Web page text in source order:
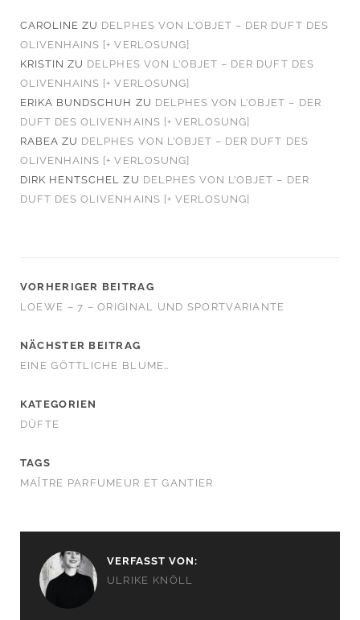
CAROLINE ZU DELPHES VON L’OBJET – DER DUFT DES
OLIVENHAINS [+ VERLOSUNG]
KRISTIN ZU DELPHES VON L’OBJET – DER DUFT DES
OLIVENHAINS [+ VERLOSUNG]
ERIKA BUNDSCHUH ZU DELPHES VON L’OBJET – DER
DUFT DES OLIVENHAINS [+ VERLOSUNG]
RABEA ZU DELPHES VON L’OBJET – DER DUFT DES
OLIVENHAINS [+ VERLOSUNG]
DIRK HENTSCHEL
ZU DELPHES VON L’OBJET – DER
DUFT DES OLIVENHAINS [+ VERLOSUNG]
VORHERIGER BEITRAG
LOEWE – 7 – ORIGINAL UND SPORTVARIANTE
NÄCHSTER BEITRAG
EINE GÖTTLICHE BLUME…
KATEGORIEN
DÜFTE
TAGS
MAÎTRE PARFUMEUR ET GANTIER
VERFASST VON:
ULRIKE KNÖLL